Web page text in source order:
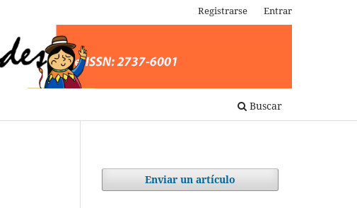
Buscar
Registrarse Entrar
Enviar un artículo